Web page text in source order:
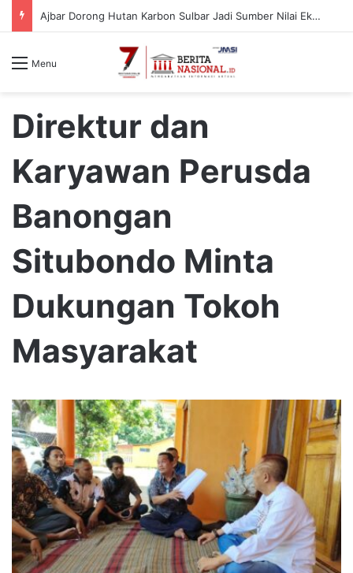
Kemenko Polkam Perkuat Koordinasi Penyusunan Kebijakan Menghadapi Era Post-Quantum Computing
Menu
Direktur dan
Karyawan Perusda
Banongan
Situbondo Minta
Dukungan Tokoh
Masyarakat